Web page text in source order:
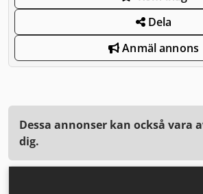
Dela
Anmäl annons
Dessa annonser kan också vara
dig.